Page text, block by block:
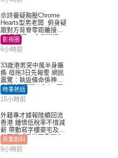
佘詩曼疑胸壓Chrome
Hearts型男老闆 俯身疑
跟對方背脊零距離接觸
網民驚呼：企側邊唔
得？
影視圈
6小時前
33歲港男突中風半身癱
瘓 母拖3日先報警 網民
震驚：執返條命係神蹟
自爆2個惡習｜Juicy叮
時事熱話
15小時前
外籍專才據報陸續回流
香港 鍾情低稅率不惜減
薪 帶動寫字樓豪宅及學
位競爭「香港已重現生
機」
商業創科
9小時前